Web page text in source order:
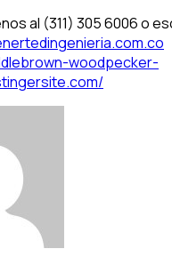
al (311) 305 6006 o
woodpecker-